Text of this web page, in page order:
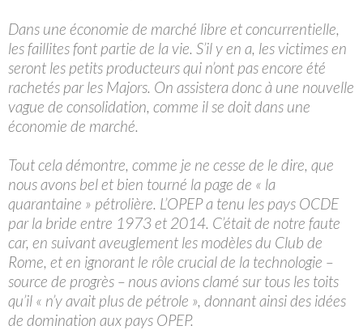
Dans une économie de marché libre et concurrentielle,
les faillites font partie de la vie. S’il y en a, les victimes en
seront les petits producteurs qui n’ont pas encore été
rachetés par les Majors. On assistera donc à une nouvelle
vague de consolidation, comme il se doit dans une
économie de marché.
Tout cela démontre, comme je ne cesse de le dire, que
nous avons bel et bien tourné la page de « la
quarantaine » pétrolière. L’OPEP a tenu les pays OCDE
par la bride entre 1973 et 2014. C’était de notre faute
car, en suivant aveuglement les modèles du Club de
Rome, et en ignorant le rôle crucial de la technologie –
source de progrès – nous avions clamé sur tous les toits
qu’il « n’y avait plus de pétrole », donnant ainsi des idées
de domination aux pays OPEP.